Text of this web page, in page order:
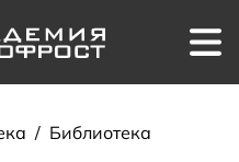
/ Библиотека